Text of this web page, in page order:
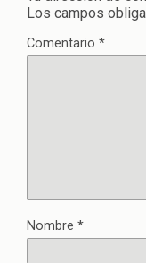
Los campos
Comentario *
Nombre *